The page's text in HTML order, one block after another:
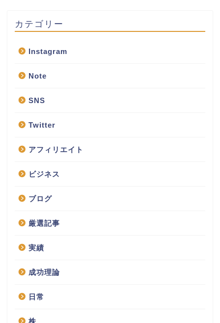
カテゴリー
Instagram
Note
SNS
Twitter
アフィリエイト
ビジネス
ブログ
厳選記事
実績
成功理論
日常
株